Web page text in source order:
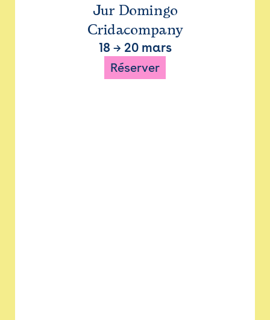
Jur Domingo
Cridacompany
18 → 20 mars
Réserver